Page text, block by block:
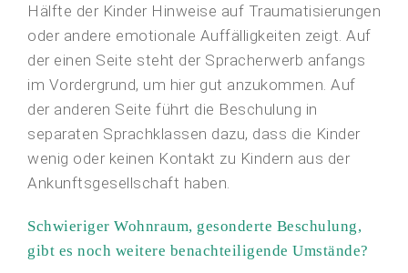
Hälfte der Kinder Hinweise auf Traumatisierungen
oder andere emotionale Auffälligkeiten zeigt. Auf
der einen Seite steht der Spracherwerb anfangs
im Vordergrund, um hier gut anzukommen. Auf
der anderen Seite führt die Beschulung in
separaten Sprachklassen dazu, dass die Kinder
wenig oder keinen Kontakt zu Kindern aus der
Ankunftsgesellschaft haben.
Schwieriger Wohnraum, gesonderte Beschulung,
gibt es noch weitere benachteiligende Umstände?